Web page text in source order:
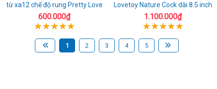
từ xa12 chế độ rung Pretty Love
600.000₫
Lovetoy Nature Cock dài 8.5 inch
1.100.000₫
1 2 3 4 5